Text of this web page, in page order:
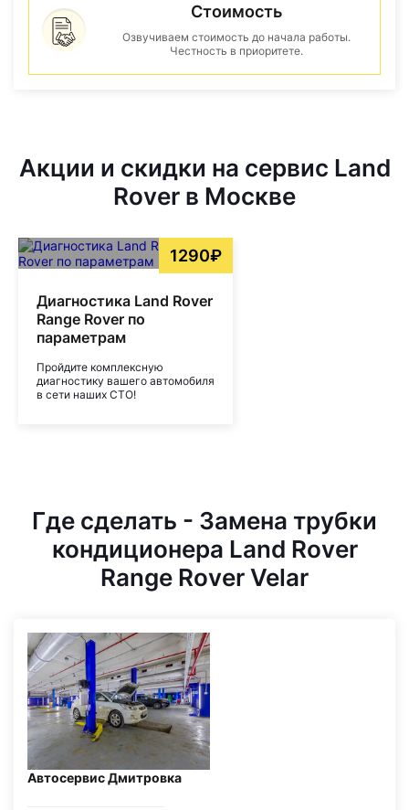
Стоимость
Озвучиваем стоимость до начала работы.
Честность в приоритете.
Акции и скидки на сервис Land
Rover в Москве
1290₽
Диагностика Land Rover
Range Rover по
параметрам
Пройдите комплексную
диагностику вашего автомобиля
в сети наших СТО!
Где сделать - Замена трубки
кондиционера Land Rover
Range Rover Velar
Автосервис Дмитровка